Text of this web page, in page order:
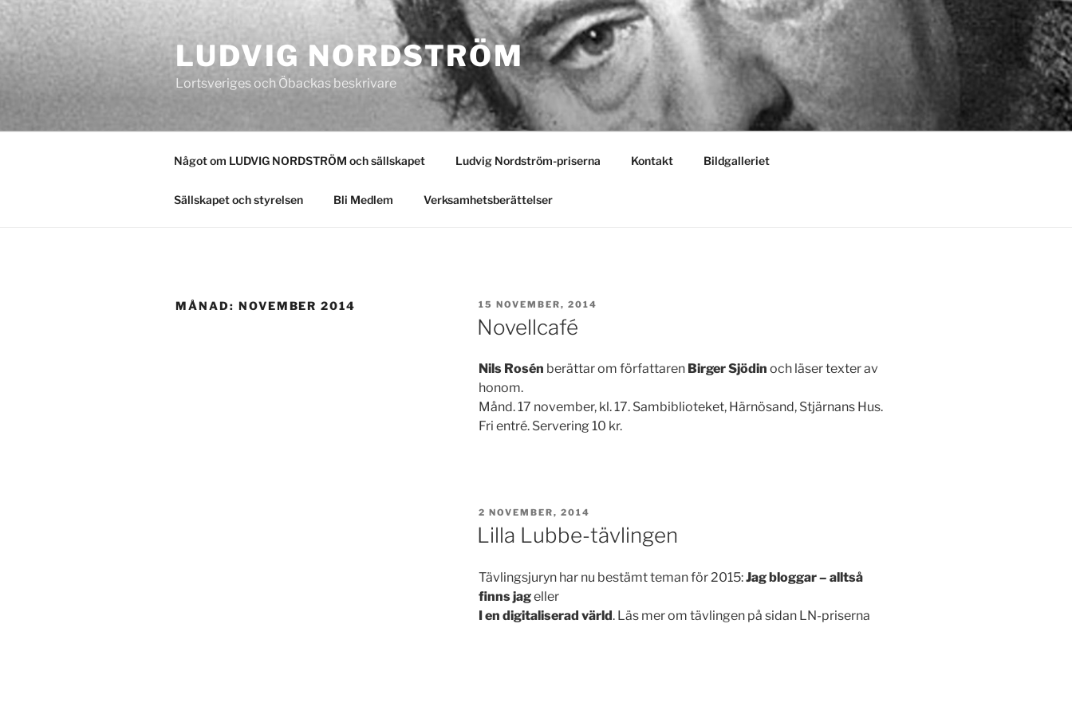
Hoppa
innehåll
LUDVIG NORDSTRÖM
Lortsveriges och Öbackas beskrivare
Något om LUDVIG NORDSTRÖM och sällskapet Ludvig Nordström-priserna Kontakt Bildgalleriet
Sällskapet och styrelsen Bli Medlem Verksamhetsberättelser
MÅNAD: NOVEMBER 2014 PUBLICERAT
15 NOVEMBER, 2014
Novellcafé
Nils Rosén berättar om författaren Birger Sjödin och läser texter av
honom.
Månd. 17 november, kl. 17. Sambiblioteket, Härnösand, Stjärnans Hus.
Fri entré. Servering 10 kr.
PUBLICERAT
2 NOVEMBER, 2014
Lilla Lubbe-tävlingen
Tävlingsjuryn har nu bestämt teman för 2015:Jag bloggar – alltså
finns jageller
I en digitaliserad värld. Läs mer om tävlingen på sidan LN-priserna